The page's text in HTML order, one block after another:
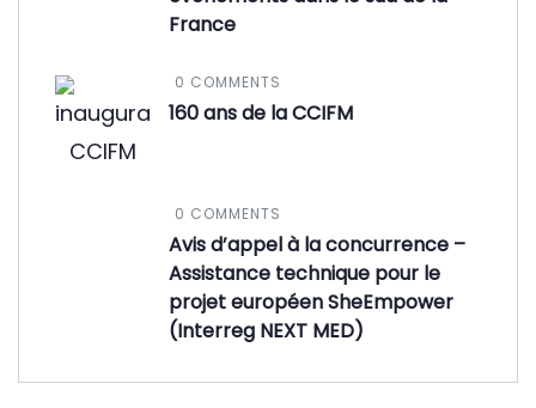
France
0 COMMENTS
160 ans de la CCIFM
0 COMMENTS
Avis d’appel à la concurrence –
Assistance technique pour le
projet européen SheEmpower
(Interreg NEXT MED)